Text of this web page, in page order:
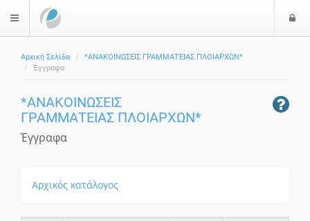
$langMenu
Αρχική Σελίδα
*ΑΝΑΚΟΙΝΩΣΕΙΣ ΓΡΑΜΜΑΤΕΙΑΣ ΠΛΟΙΑΡΧΩΝ*
Έγγραφα
*ΑΝΑΚΟΙΝΩΣΕΙΣ
ΓΡΑΜΜΑΤΕΙΑΣ ΠΛΟΙΑΡΧΩΝ*
Έγγραφα
Αρχικός κατάλογος